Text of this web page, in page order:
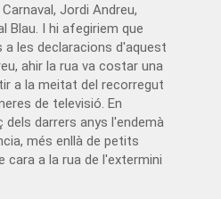
Jordi Andreu,
Blau. I hi afegiriem que
les declaracions d'aquest
ahir la rua va costar una
a la meitat del recorregut
de televisió. En
dels darrers anys l'endemà
més enllà de petits
cara a la rua de l'extermini